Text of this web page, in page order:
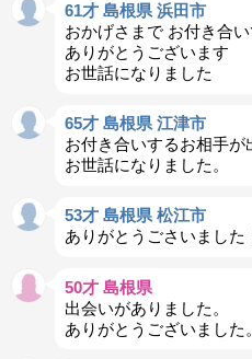
61才 島根県 浜田市
おかげさまで お付き合
ありがとうございます
お世話になりました
65才 島根県 江津市
お付き合いするお相手が
お世話になりました。
53才 島根県 松江市
ありがとうごさいました
50才 島根県
出会いがありました。
ありがとうございました。